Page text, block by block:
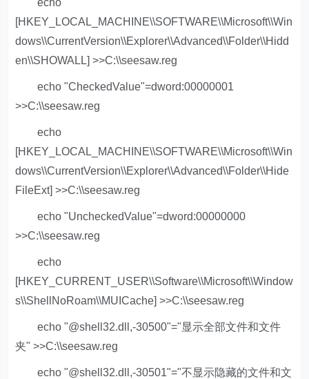
echo
[HKEY_LOCAL_MACHINE\\SOFTWARE\\Microsoft\\Win
dows\\CurrentVersion\\Explorer\\Advanced\\Folder\\Hidd
en\\SHOWALL] >>C:\\seesaw.reg
echo "CheckedValue"=dword:00000001
>>C:\\seesaw.reg
echo
[HKEY_LOCAL_MACHINE\\SOFTWARE\\Microsoft\\Win
dows\\CurrentVersion\\Explorer\\Advanced\\Folder\\Hide
FileExt] >>C:\\seesaw.reg
echo "UncheckedValue"=dword:00000000
>>C:\\seesaw.reg
echo
[HKEY_CURRENT_USER\\Software\\Microsoft\\Window
s\\ShellNoRoam\\MUICache] >>C:\\seesaw.reg
echo "@shell32.dll,-30500"="显示全部文件和文件
夹" >>C:\\seesaw.reg
echo "@shell32.dll,-30501"="不显示隐藏的文件和文